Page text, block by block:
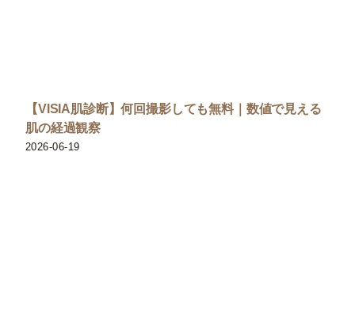
【VISIA肌診断】何回撮影しても無料｜数値で見える
肌の経過観察
2026-06-19